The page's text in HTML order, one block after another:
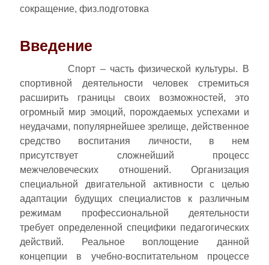
сокращение, физ.подготовка
Введение
Спорт – часть физической культуры. В
спортивной деятельности человек стремиться
расширить границы своих возможностей, это
огромный мир эмоций, порождаемых успехами и
неудачами, популярнейшее зрелище, действенное
средство воспитания личности, в нем
присутствует сложнейший процесс
межчеловеческих отношений. Организация
специальной двигательной активности с целью
адаптации будущих специалистов к различным
режимам профессиональной деятельности
требует определенной специфики педагогических
действий. Реальное воплощение данной
концепции в учебно-воспитательном процессе